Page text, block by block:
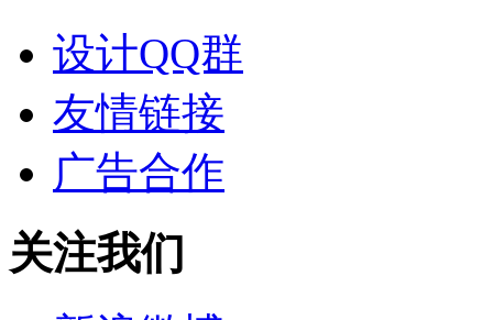
设计QQ群
友情链接
广告合作
关注我们